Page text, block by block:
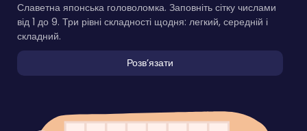
Славетна японська головоломка. Заповніть сітку числами
від 1 до 9. Три рівні складності щодня: легкий, середній і
складний.
Розвʼязати